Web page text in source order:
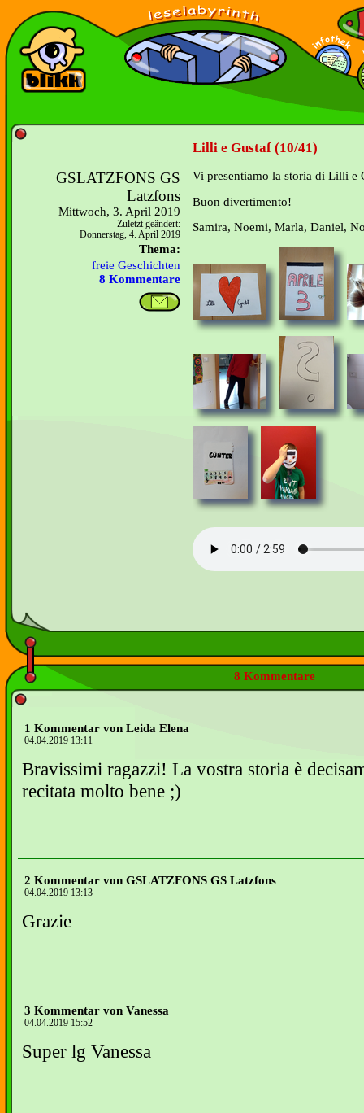
Lilli e Gustaf (10/41)
GSLATZFONS GS
Latzfons
Mittwoch, 3. April 2019
Zuletzt geändert:
Donnerstag, 4. April 2019
Thema:
freie Geschichten
8 Kommentare
Vi presentiamo la storia di Lilli e
Buon divertimento!
Samira, Noemi, Marla, Daniel,
8 Kommentare
1 Kommentar von Leida Elena
04.04.2019 13:11
Bravissimi ragazzi! La vostra storia è
recitata molto bene ;)
2 Kommentar von GSLATZFONS GS Latzfons
04.04.2019 13:13
Grazie
3 Kommentar von Vanessa
04.04.2019 15:52
Super lg Vanessa